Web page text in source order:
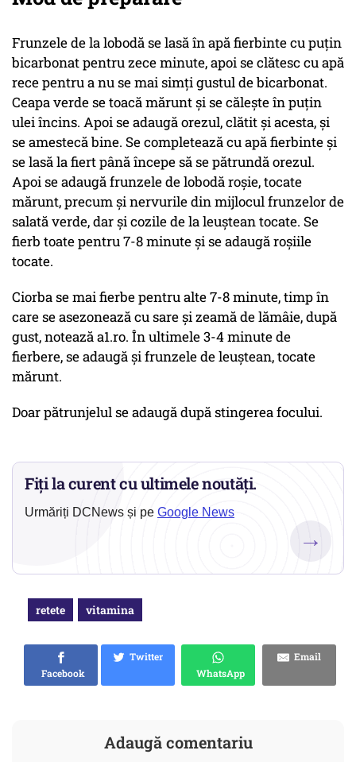
Frunzele de la lobodă se lasă în apă fierbinte cu puțin
bicarbonat pentru zece minute, apoi se clătesc cu apă
rece pentru a nu se mai simți gustul de bicarbonat.
Ceapa verde se toacă mărunt și se călește în puțin
ulei încins. Apoi se adaugă orezul, clătit și acesta, și
se amestecă bine. Se completează cu apă fierbinte și
se lasă la fiert până începe să se pătrundă orezul.
Apoi se adaugă frunzele de lobodă roșie, tocate
mărunt, precum și nervurile din mijlocul frunzelor de
salată verde, dar și cozile de la leuștean tocate. Se
fierb toate pentru 7-8 minute și se adaugă roșiile
tocate.
Ciorba se mai fierbe pentru alte 7-8 minute, timp în
care se asezonează cu sare și zeamă de lămâie, după
gust, notează a1.ro. În ultimele 3-4 minute de
fierbere, se adaugă și frunzele de leuștean, tocate
mărunt.
Doar pătrunjelul se adaugă după stingerea focului.
Fiți la curent cu ultimele noutăți.
Urmăriți DCNews și pe Google News
→
retete vitamina
Facebook
Twitter
WhatsApp
Email
Adaugă comentariu